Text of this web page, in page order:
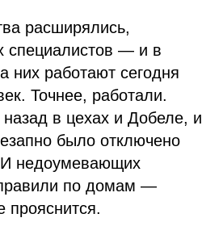
расширялись,
специалистов — и в
них работают сегодня
Точнее, работали.
в цехах и Добеле, и
было отключено
И недоумевающих
по домам —
прояснится.